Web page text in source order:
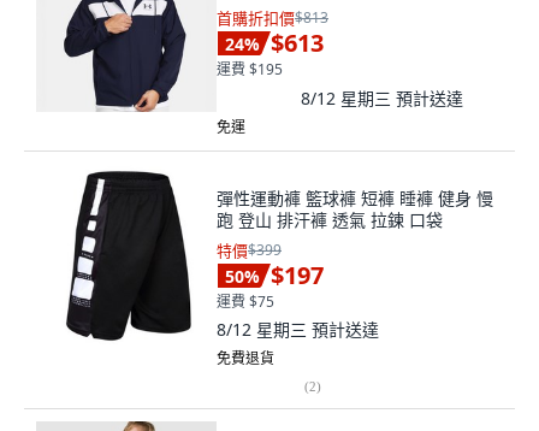
首購折扣價$813
24% $613
運費 $195
8/12 星期三 預計送達
免運
彈性運動褲 籃球褲 短褲 睡褲 健身 慢
跑 登山 排汗褲 透氣 拉鍊 口袋
特價$399
50% $197
運費 $75
8/12 星期三 預計送達
免費退貨
(2)